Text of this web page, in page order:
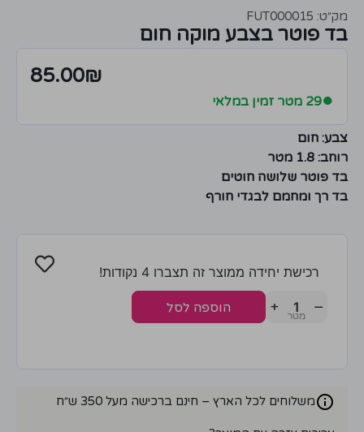
מק״ט: FUT000015
בד פוטר בצבע מוקה חום
85.00₪
●29 מטר זמין במלאי
צבע: חום
רוחב: 1.8 מטר
בד פוטר שלושה חוטים
בד רך ומחמם לבגדי חורף
רכישת יחידה ממוצר זה תצברו 4 נקודות!
−
+ הוספה לסל
משלוחים לכל הארץ – חינם ברכישה מעל 350 ש״ח